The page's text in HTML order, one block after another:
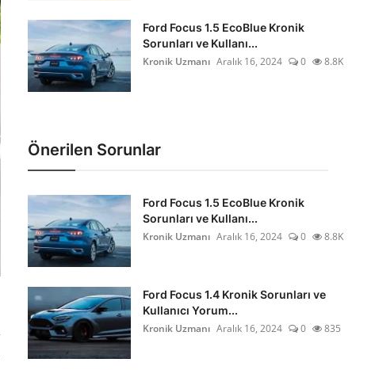
Ford Focus 1.5 EcoBlue Kronik
Sorunları ve Kullanı...
Kronik Uzmanı Aralık 16, 2024 0 8.8K
Önerilen Sorunlar
Ford Focus 1.5 EcoBlue Kronik
Sorunları ve Kullanı...
Kronik Uzmanı Aralık 16, 2024 0 8.8K
Ford Focus 1.4 Kronik Sorunları ve
Kullanıcı Yorum...
Kronik Uzmanı Aralık 16, 2024 0 835